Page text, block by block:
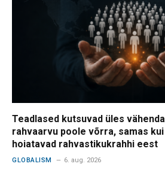
Teadlased kutsuvad üles
rahvaarvu poole võrra, samas
hoiatavad rahvastikukrahhi eest
GLOBALISM 6. aug. 2026